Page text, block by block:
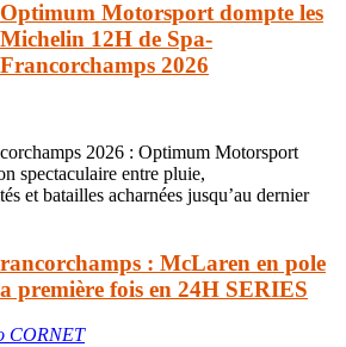
Optimum Motorsport dompte les
Michelin 12H de Spa-
Francorchamps 2026
2026 : Optimum Motorsport
spectaculaire entre pluie,
et batailles acharnées jusqu’au dernier
: McLaren en pole
première fois en 24H SERIES
CORNET